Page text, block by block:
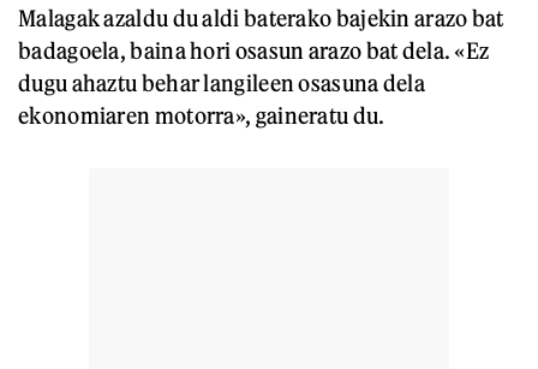
Malagak azaldu du aldi baterako bajekin arazo bat
badagoela, baina hori osasun arazo bat dela. «Ez
dugu ahaztu behar langileen osasuna dela
ekonomiaren motorra», gaineratu du.